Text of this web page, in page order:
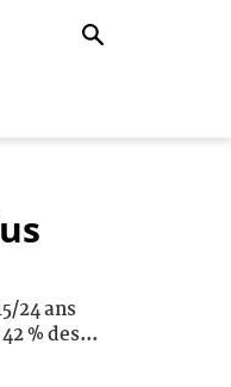
24 ans
% des...